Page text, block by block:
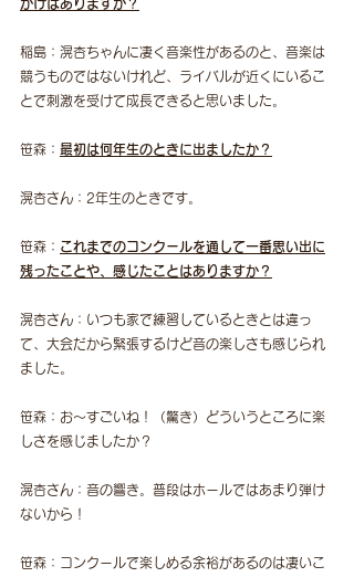
かけはありますか？
稲島：滉杏ちゃんに凄く音楽性があるのと、音楽は
競うものではないけれど、ライバルが近くにいるこ
とで刺激を受けて成長できると思いました。
笹森： 最初は何年生のときに出ましたか？
滉杏さん：2年生のときです。
笹森： これまでのコンクールを通して一番思い出に
残ったことや、感じたことはありますか？
滉杏さん：いつも家で練習しているときとは違っ
て、大会だから緊張するけど音の楽しさも感じられ
ました。
笹森：お〜すごいね！（驚き）どういうところに楽
しさを感じましたか？
滉杏さん：音の響き。普段はホールではあまり弾け
ないから！
笹森：コンクールで楽しめる余裕があるのは凄いこ